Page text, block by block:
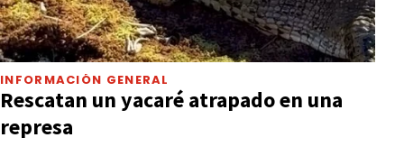
INFORMACIÓN GENERAL
Rescatan un yacaré atrapado en una
represa